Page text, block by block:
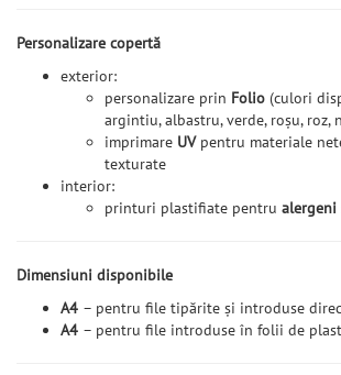
Personalizare copertă
exterior:
personalizare prin Folio (culori
argintiu, albastru, verde, roșu, roz,
imprimare UVpentru materiale
texturate
interior:
printuri plastifiate pentru alergeni
Dimensiuni disponibile
A4 – pentru file tipărite și introduse
A4 – pentru file introduse în folii de